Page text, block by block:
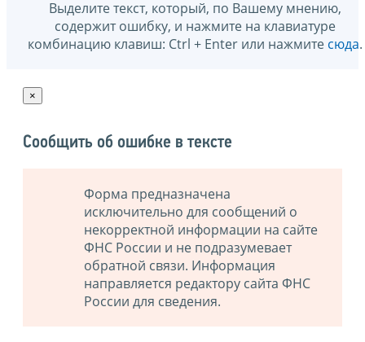
Выделите текст, который, по Вашему мнению,
содержит ошибку, и нажмите на клавиатуре
комбинацию клавиш: Ctrl + Enter или нажмите сюда.
×
Сообщить об ошибке в тексте
Форма предназначена
исключительно для сообщений о
некорректной информации на сайте
ФНС России и не подразумевает
обратной связи. Информация
направляется редактору сайта ФНС
России для сведения.